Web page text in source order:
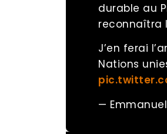
durable au
reconnaîtra
J’en ferai
Nations
—